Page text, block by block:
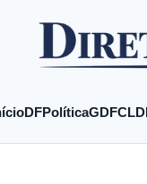
DFPolíticaGDF